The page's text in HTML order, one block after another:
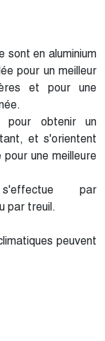
sont en aluminium
pour un meilleur
et pour une
pour obtenir un
et s'orientent
une meilleure
par
par treuil.
peuvent